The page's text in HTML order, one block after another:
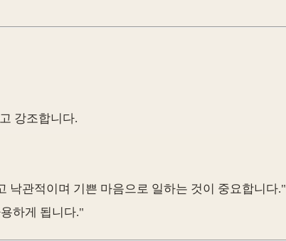
강조합니다.
낙관적이며 기쁜 마음으로 일하는 것이 중요합니다."
하게 됩니다."